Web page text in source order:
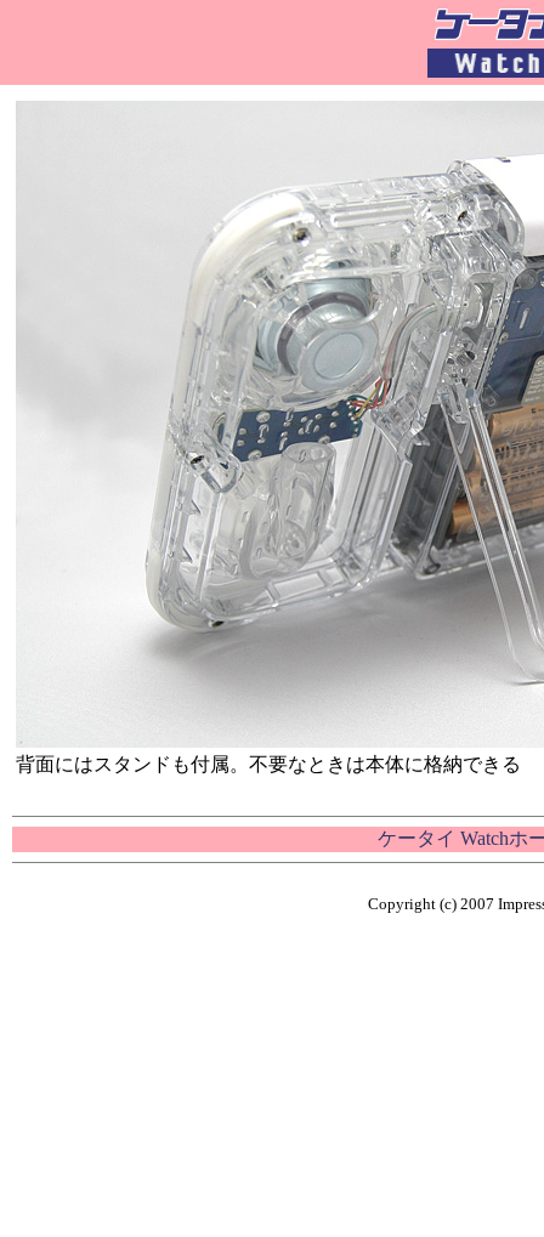
背面にはスタンドも付属。不要なときは本体に格納できる
ケータイ Watchホ
Copyright (c) 2007